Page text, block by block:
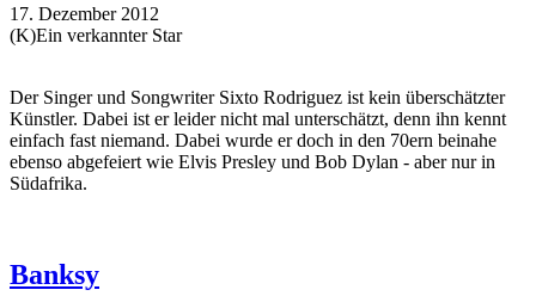
17. Dezember 2012
(K)Ein verkannter Star
Der Singer und Songwriter Sixto Rodriguez ist kein überschätzter
Künstler. Dabei ist er leider nicht mal unterschätzt, denn ihn kennt
einfach fast niemand. Dabei wurde er doch in den 70ern beinahe
ebenso abgefeiert wie Elvis Presley und Bob Dylan - aber nur in
Südafrika.
Banksy